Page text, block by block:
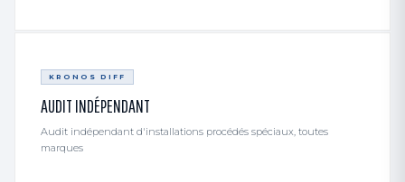
KRONOS DIFF
AUDIT INDÉPENDANT
Audit indépendant d'installations procédés spéciaux, toutes
marques